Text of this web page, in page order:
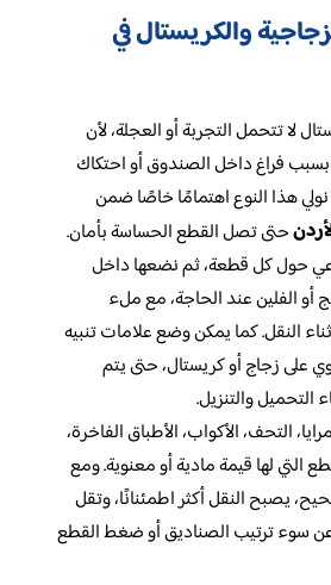
والكريستال في
لا تتحمل التجربة أو العجلة، لأن
بسبب فراغ داخل الصندوق أو احتكاك
هذا النوع اهتمامًا خاصًا ضمن
حتى تصل القطع الحساسة بأمان.
حول كل قطعة، ثم نضعها داخل
أو الفلين عند الحاجة، مع ملء
النقل. كما يمكن وضع علامات تنبيه
على زجاج أو كريستال، حتى يتم
التحميل والتنزيل.
التحف، الأكواب، الأطباق الفاخرة،
التي لها قيمة مادية أو معنوية. ومع
يصبح النقل أكثر اطمئنانًا، وتقل
عن سوء ترتيب الصناديق أو ضغط القطع